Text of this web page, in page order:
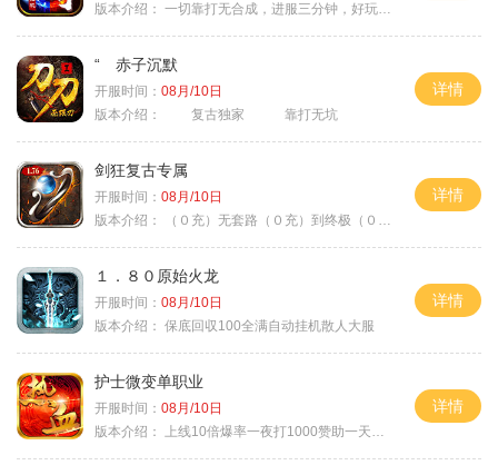
版本介绍： 一切靠打无合成，进服三分钟，好玩一整年。
“ 赤子沉默
开服时间： 08月/10日
版本介绍：
复古独家 靠打无坑
详情
剑狂复古专属
开服时间： 08月/10日
版本介绍：
（０充）无套路（０充）到终极（０充）爽
详情
１．８０原始火龙
开服时间： 08月/10日
版本介绍： 保底回収100全满自动挂机散人大服
详情
护士微变单职业
开服时间： 08月/10日
版本介绍：
上线10倍爆率一夜打1000赞助一天毕业
详情